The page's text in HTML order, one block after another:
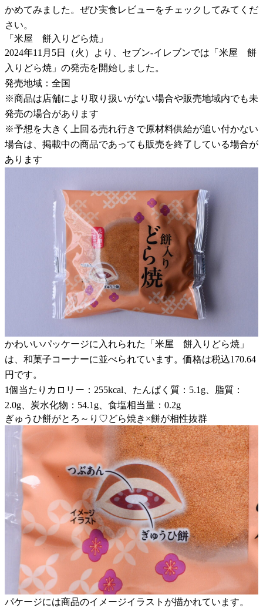
かめてみました。ぜひ実食レビューをチェックしてみてくだ
さい。
「米屋 餅入りどら焼」
2024年11月5日（火）より、セブン-イレブンでは「米屋 餅
入りどら焼」の発売を開始しました。
発売地域：全国
※商品は店舗により取り扱いがない場合や販売地域内でも未
発売の場合があります
※予想を大きく上回る売れ行きで原材料供給が追い付かない
場合は、掲載中の商品であっても販売を終了している場合が
あります
かわいいパッケージに入れられた「米屋 餅入りどら焼」
は、和菓子コーナーに並べられています。価格は税込170.64
円です。
1個当たりカロリー：255kcal、たんぱく質：5.1g、脂質：
2.0g、炭水化物：54.1g、食塩相当量：0.2g
ぎゅうひ餅がとろ～り♡どら焼き×餅が相性抜群
パケージには商品のイメージイラストが描かれています。